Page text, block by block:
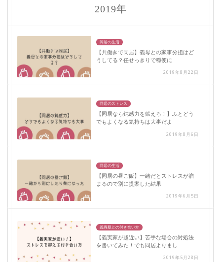
2019年
同居の生活
【共働きで同居】義母との家事分担はど
うしてる？任せっきりで穏便に
2019年8月22日
同居のストレス
【同居なら鈍感力を鍛えろ！】ふとどう
でもよくなる気持ちは大事だよ
2019年8月6日
同居の生活
【同居の昼ご飯】一緒だとストレスが溜
まるので別に提案した結果
2019年6月5日
義両親との付き合い方
【義実家が超近い】苦手な場合の対処法
を書いてみた！でも同居よりまし
2019年5月28日